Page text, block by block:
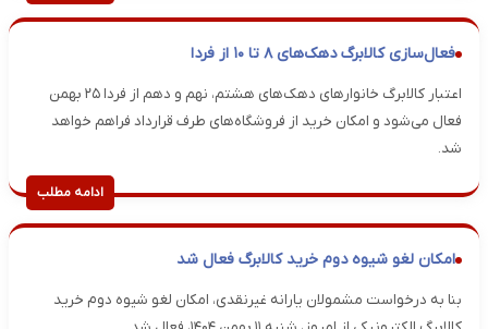
فعال‌سازی کالابرگ دهک‌های ۸ تا ۱۰ از فردا
اعتبار کالابرگ خانوارهای دهک‌های هشتم، نهم و دهم از فردا ۲۵ بهمن
فعال می‌شود و امکان خرید از فروشگاه‌های طرف قرارداد فراهم خواهد
شد.
ادامه مطلب
امکان لغو شیوه دوم خرید کالابرگ فعال شد
بنا به درخواست مشمولان یارانه غیرنقدی، امکان لغو شیوه دوم خرید